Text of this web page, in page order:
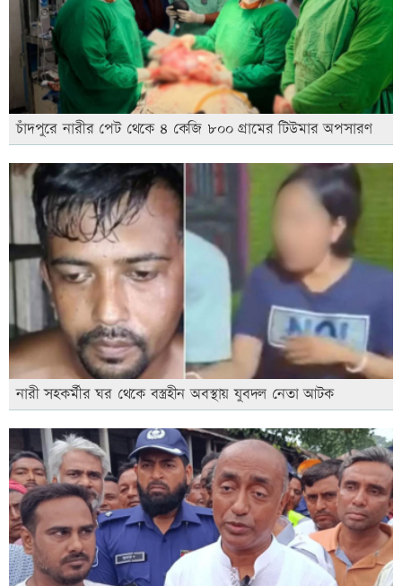
চাঁদপুরে নারীর পেট থেকে ৪ কেজি ৮০০ গ্রামের টিউমার অপসারণ
নারী সহকর্মীর ঘর থেকে বস্ত্রহীন অবস্থায় যুবদল নেতা আটক